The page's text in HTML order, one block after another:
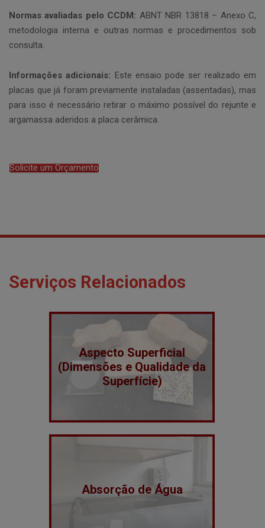
Normas avaliadas pelo CCDM: ABNT NBR 13818 – Anexo C,
metodologia interna e outras normas e procedimentos sob
consulta.
Informações adicionais: Este ensaio pode ser realizado em
placas que já foram previamente instaladas (assentadas), mas
para isso é necessário retirar o máximo possível do rejunte e
argamassa aderidos a placa cerâmica.
Solicite um Orçamento
Serviços Relacionados
Aspecto Superficial
(Dimensões e Qualidade da
Superfície)
Absorção de Água